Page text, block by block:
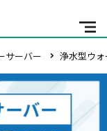
サーバー 浄水型ウ